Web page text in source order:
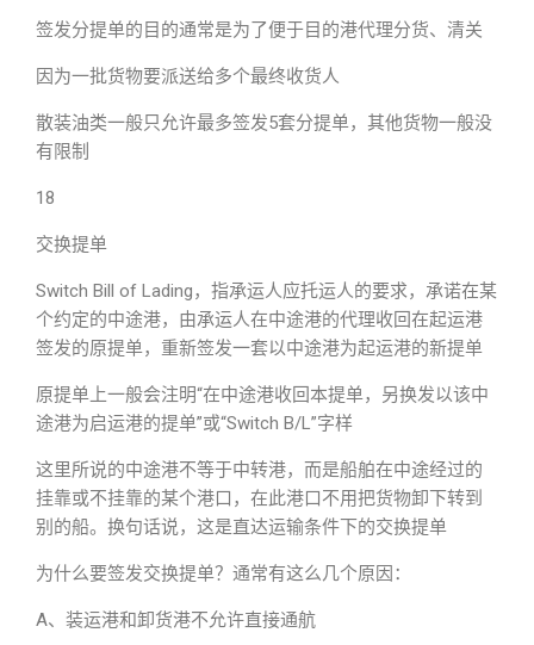
签发分提单的目的通常是为了便于目的港代理分货、清关
因为一批货物要派送给多个最终收货人
散装油类一般只允许最多签发5套分提单，其他货物一般没
有限制
18
交换提单
Switch Bill of Lading，指承运人应托运人的要求，承诺在某
个约定的中途港，由承运人在中途港的代理收回在起运港
签发的原提单，重新签发一套以中途港为起运港的新提单
原提单上一般会注明“在中途港收回本提单，另换发以该中
途港为启运港的提单”或“Switch B/L”字样
这里所说的中途港不等于中转港，而是船舶在中途经过的
挂靠或不挂靠的某个港口，在此港口不用把货物卸下转到
别的船。换句话说，这是直达运输条件下的交换提单
为什么要签发交换提单？通常有这么几个原因：
A、装运港和卸货港不允许直接通航